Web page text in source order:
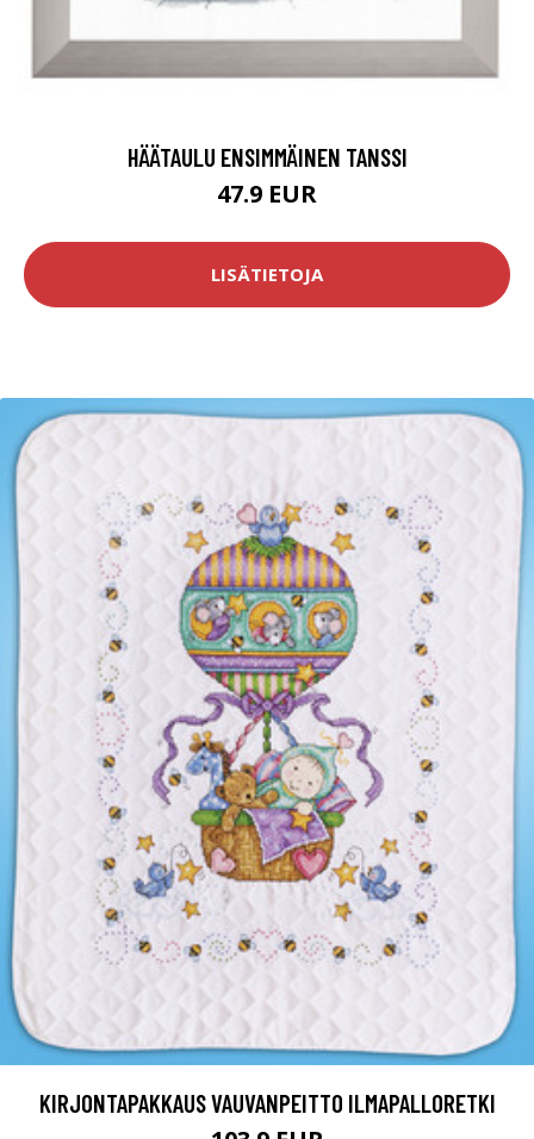
HÄÄTAULU ENSIMMÄINEN TANSSI
47.9 EUR
LISÄTIETOJA
KIRJONTAPAKKAUS VAUVANPEITTO ILMAPALLORETKI